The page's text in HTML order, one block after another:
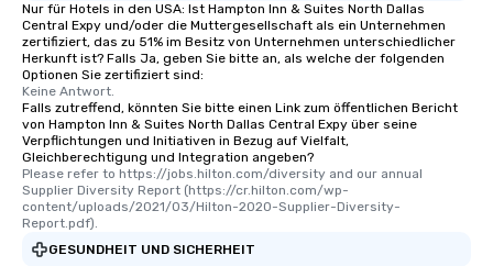
Nur für Hotels in den USA: Ist Hampton Inn & Suites North Dallas
Central Expy und/oder die Muttergesellschaft als ein Unternehmen
zertifiziert, das zu 51% im Besitz von Unternehmen unterschiedlicher
Herkunft ist? Falls Ja, geben Sie bitte an, als welche der folgenden
Optionen Sie zertifiziert sind:
Keine Antwort.
Falls zutreffend, könnten Sie bitte einen Link zum öffentlichen Bericht
von Hampton Inn & Suites North Dallas Central Expy über seine
Verpflichtungen und Initiativen in Bezug auf Vielfalt,
Gleichberechtigung und Integration angeben?
Please refer to https://jobs.hilton.com/diversity and our annual
Supplier Diversity Report (https://cr.hilton.com/wp-
content/uploads/2021/03/Hilton-2020-Supplier-Diversity-
Report.pdf).
GESUNDHEIT UND SICHERHEIT